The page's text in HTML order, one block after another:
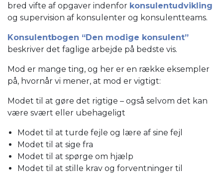
bred vifte af opgaver indenfor konsulentudvikling
og supervision af konsulenter og konsulentteams.
Konsulentbogen “Den modige konsulent”
beskriver det faglige arbejde på bedste vis.
Mod er mange ting, og her er en række eksempler
på, hvornår vi mener, at mod er vigtigt:
Modet til at gøre det rigtige – også selvom det kan
være svært eller ubehageligt
Modet til at turde fejle og lære af sine fejl
Modet til at sige fra
Modet til at spørge om hjælp
Modet til at stille krav og forventninger til